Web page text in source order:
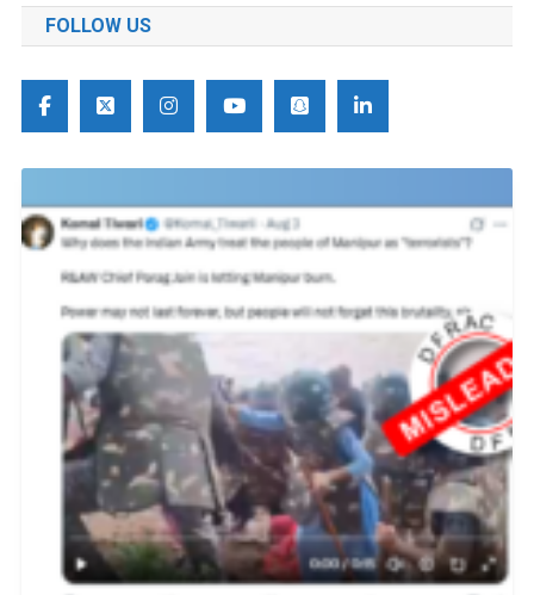
खोजें:FOLLOW US